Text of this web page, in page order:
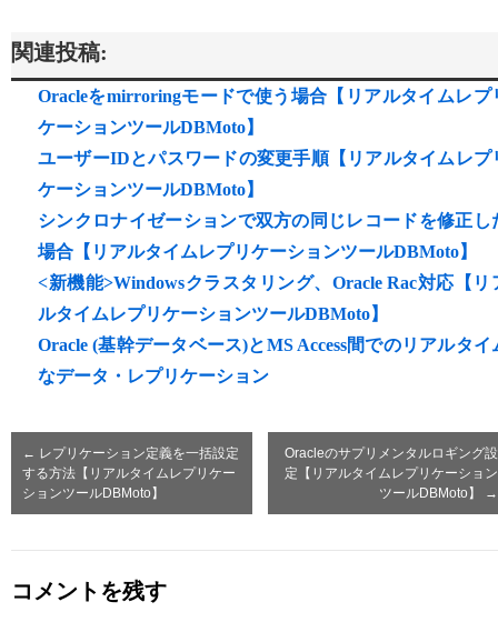
関連投稿:
Oracleをmirroringモードで使う場合【リアルタイムレプ
ケーションツールDBMoto】
ユーザーIDとパスワードの変更手順【リアルタイムレプ
ケーションツールDBMoto】
シンクロナイゼーションで双方の同じレコードを修正し
場合【リアルタイムレプリケーションツールDBMoto】
<新機能>Windowsクラスタリング、Oracle Rac対応【リ
ルタイムレプリケーションツールDBMoto】
Oracle (基幹データベース)とMS Access間でのリアルタイ
なデータ・レプリケーション
← レプリケーション定義を一括設定
する方法【リアルタイムレプリケー
ションツールDBMoto】
Oracleのサプリメンタルロギング設
定【リアルタイムレプリケーション
ツールDBMoto】
→
コメントを残す